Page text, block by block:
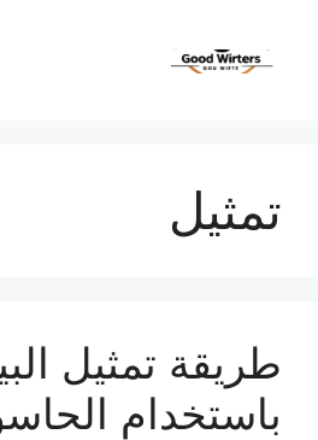
المحتوى
تمثيل
طريقة تمثيل
باستخدام